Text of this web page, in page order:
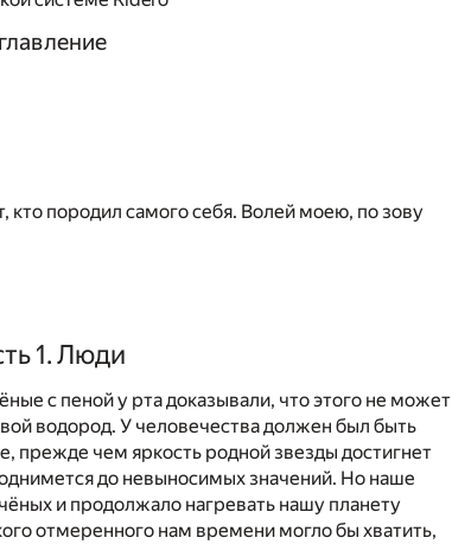
породил самого себя. Волей моею, по зову
1. Люди
с пеной у рта доказывали, что этого не может
водород. У человечества должен был быть
прежде чем яркость родной звезды достигнет
до невыносимых значений. Но наше
и продолжало нагревать нашу планету
отмеренного нам времени могло бы хватить,